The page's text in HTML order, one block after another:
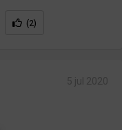
(2)